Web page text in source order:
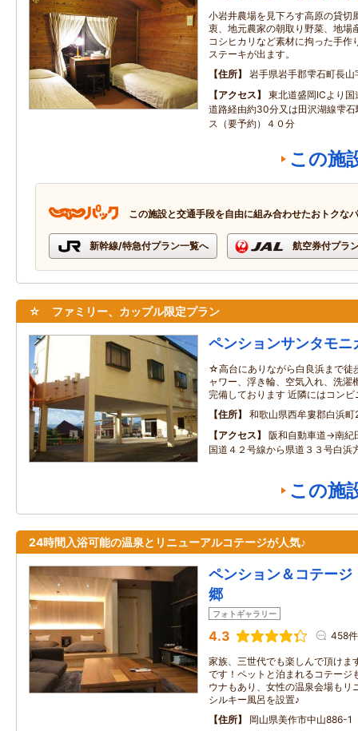
小岩井農場を見下ろす高原の貸切
衷、地元農家の朝取り野菜、地場
コシヒカリなど素材に拘った手作
ステーキが出ます。
住所
岩手県岩手郡雫石町長
アクセス
東北道盛岡ICより
道路経由約30分又は田沢湖線雫
ス（要予約）４０分
この施
この施設と交通手段を自由に組み合わせたおトクな
新幹線/特急付プラン一覧へ 航空券付プラ
☆ ファミリー、カップル限定プラン
ペンションサンタモニ
☆高台にありながら白良浜まで徒
ャワー、浮き輪、空気入れ、洗濯
完備しております 近隣にはコン
住所
和歌山県西牟婁郡白浜
アクセス
阪和自動車道→南紀
国道４２号線から県道３３号白浜
この施
24時間入浴可能の温泉とリニューアルコテージが人気♪
ペンション＆コテー
郷
フォトギャラリー
4.3 458件
家族、三世代でも楽しんで頂け
です！ペットと泊まれるコテー
ウナもあり、女性の温泉会場もリ
シルキー風呂を設置♪
住所
岡山県美作市中山886-1